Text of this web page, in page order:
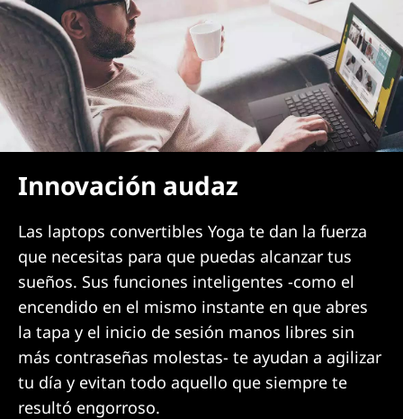
Innovación audaz
Las laptops convertibles Yoga te dan la fuerza
que necesitas para que puedas alcanzar tus
sueños. Sus funciones inteligentes -como el
encendido en el mismo instante en que abres
la tapa y el inicio de sesión manos libres sin
más contraseñas molestas- te ayudan a agilizar
tu día y evitan todo aquello que siempre te
resultó engorroso.